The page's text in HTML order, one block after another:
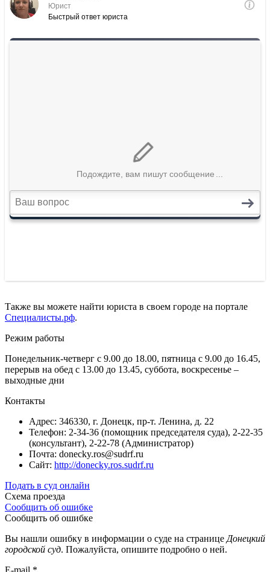
Также вы можете найти юриста в своем городе на портале
Специалисты.рф.
Режим работы
Понедельник-четверг с 9.00 до 18.00, пятница с 9.00 до 16.45,
перерыв на обед с 13.00 до 13.45, суббота, воскресенье –
выходные дни
Контакты
Адрес: 346330, г. Донецк, пр-т. Ленина, д. 22
Телефон: 2-34-36 (помощник председателя суда), 2-22-35
(консультант), 2-22-78 (Администратор)
Почта: donecky.ros@sudrf.ru
Сайт: http://donecky.ros.sudrf.ru
Подать в суд онлайн
Схема проезда
Сообщить об ошибке
Сообщить об ошибке
Вы нашли ошибку в информации о суде на странице Донецкий
городской суд. Пожалуйста, опишите подробно о ней.
E-mail *